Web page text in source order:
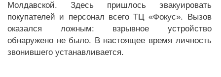
Молдавской. Здесь пришлось эвакуировать
покупателей и персонал всего ТЦ «Фокус». Вызов
оказался ложным: взрывное устройство
обнаружено не было. В настоящее время личность
звонившего устанавливается.